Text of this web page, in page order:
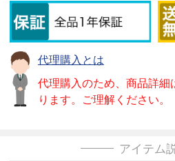
代理購入とは
代理購入のため、商品詳
ります。ご理解ください。
アイテム